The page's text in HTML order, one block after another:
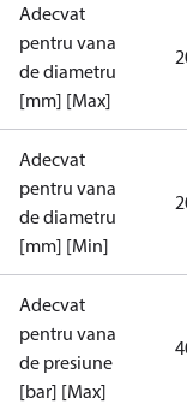
Adecvat
pentru vana
de diametru
[mm] [Max]
Adecvat
pentru vana
de diametru
[mm] [Min]
Adecvat
pentru vana
de presiune
[bar] [Max]